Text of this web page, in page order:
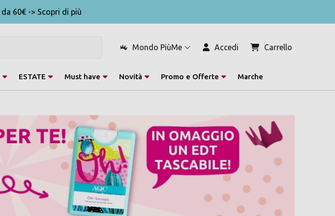
da 60€ -> Scopri di più
Mondo PiùMe Accedi Carrello
ESTATE Must have Novità Promo e Offerte Marche